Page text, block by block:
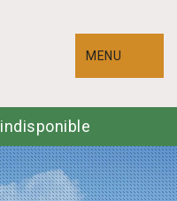
MENU
indisponible